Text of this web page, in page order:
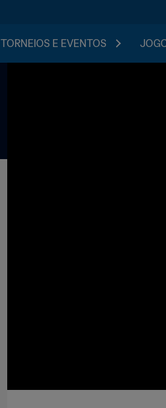
TORNEIOS E EVENTOS